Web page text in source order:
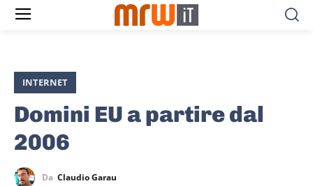
INTERNET
Domini EU a partire dal
2006
Da Claudio Garau